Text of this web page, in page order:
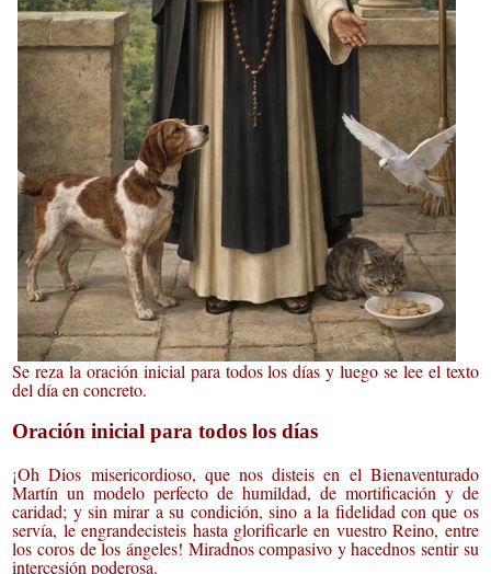
Se reza la oración inicial para todos los días y luego se lee el texto
del día en concreto.
Oración inicial para todos los días
¡Oh Dios misericordioso, que nos disteis en el Bienaventurado
Martín un modelo perfecto de humildad, de mortificación y de
caridad; y sin mirar a su condición, sino a la fidelidad con que os
servía, le engrandecisteis hasta glorificarle en vuestro Reino, entre
los coros de los ángeles! Miradnos compasivo y hacednos sentir su
intercesión poderosa.